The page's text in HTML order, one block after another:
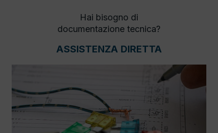
Hai bisogno di
documentazione tecnica?
ASSISTENZA DIRETTA